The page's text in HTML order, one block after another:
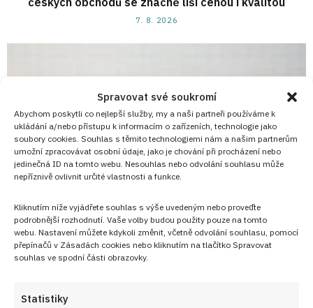
Spravovat své soukromí
Abychom poskytli co nejlepší služby, my a naši partneři používáme k
ukládání a/nebo přístupu k informacím o zařízeních, technologie jako
soubory cookies. Souhlas s těmito technologiemi nám a našim partnerům
umožní zpracovávat osobní údaje, jako je chování při procházení nebo
jedinečná ID na tomto webu. Nesouhlas nebo odvolání souhlasu může
nepříznivě ovlivnit určité vlastnosti a funkce.
Kliknutím níže vyjádřete souhlas s výše uvedeným nebo proveďte
podrobnější rozhodnutí. Vaše volby budou použity pouze na tomto
webu. Nastavení můžete kdykoli změnit, včetně odvolání souhlasu, pomocí
přepínačů v Zásadách cookies nebo kliknutím na tlačítko Spravovat
souhlas ve spodní části obrazovky.
Statistiky
7. 8. 2026
Retro kvíz o sušenkách a cukrovinkách z dob